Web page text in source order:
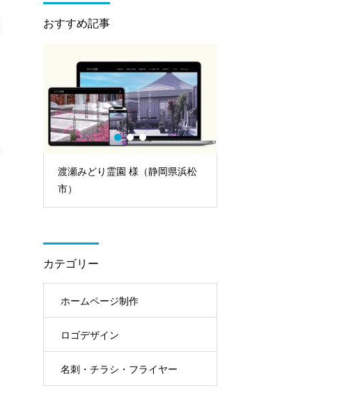
おすすめ記事
渡瀬みどり霊園 様（静岡県浜松
市）
カテゴリー
ホームページ制作
ロゴデザイン
名刺・チラシ・フライヤー